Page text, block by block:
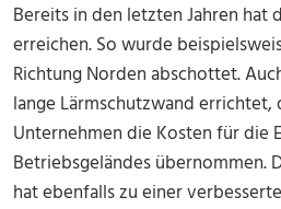
Bereits in den letzten Jahren hat
erreichen. So wurde
Richtung Norden abschottet.
lange Lärmschutzwand
Unternehmen die Kosten für die
Betriebsgeländes übernommen.
hat ebenfalls zu einer